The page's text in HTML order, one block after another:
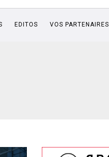
EDITOS VOS PARTENAIRES